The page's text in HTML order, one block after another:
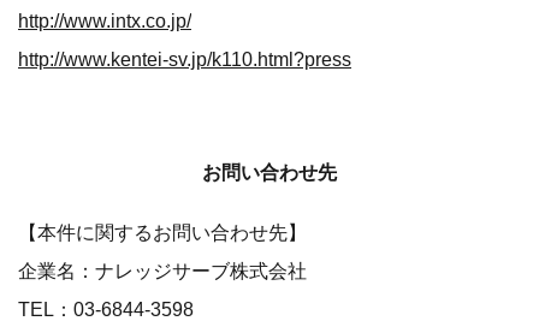
http://www.intx.co.jp/
http://www.kentei-sv.jp/k110.html?press
お問い合わせ先
【本件に関するお問い合わせ先】
企業名：ナレッジサーブ株式会社
TEL：03-6844-3598